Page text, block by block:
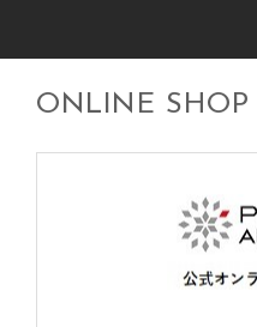
ONLINE SHOP